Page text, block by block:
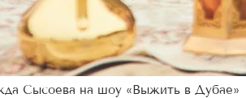
Сысоева на шоу «Выжить в Дубае»